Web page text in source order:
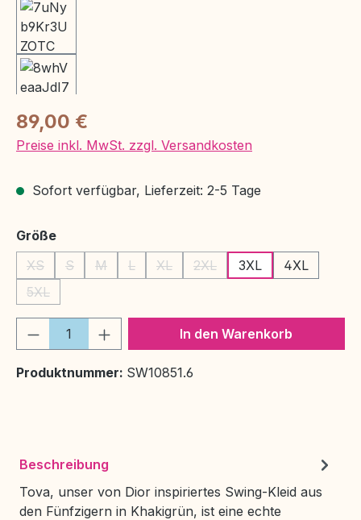
Regulärer Preis:
89,00 €
Preise inkl. MwSt. zzgl. Versandkosten
Sofort verfügbar, Lieferzeit: 2-5 Tage
Größeauswählen
XS
(Diese Option ist zurzeit nicht verfügbar.)
S
(Diese Option ist zurzeit nicht verfügbar.)
M
(Diese Option ist zurzeit nicht verfügbar.)
L
(Diese Option ist zurzeit nicht verfügbar.)
XL
(Diese Option ist zurzeit nicht
2XL
(Diese Option ist zurzeit
3XL
4XL
5XL
(Diese Option ist zurzeit nicht verfügbar.)
Produkt Anzahl: Gib denIn den Warenkorb
Produktnummer: SW10851.6
Beschreibung
Tova, unser von Dior inspiriertes Swing-Kleid aus
den Fünfzigern in Khakigrün, ist eine echte